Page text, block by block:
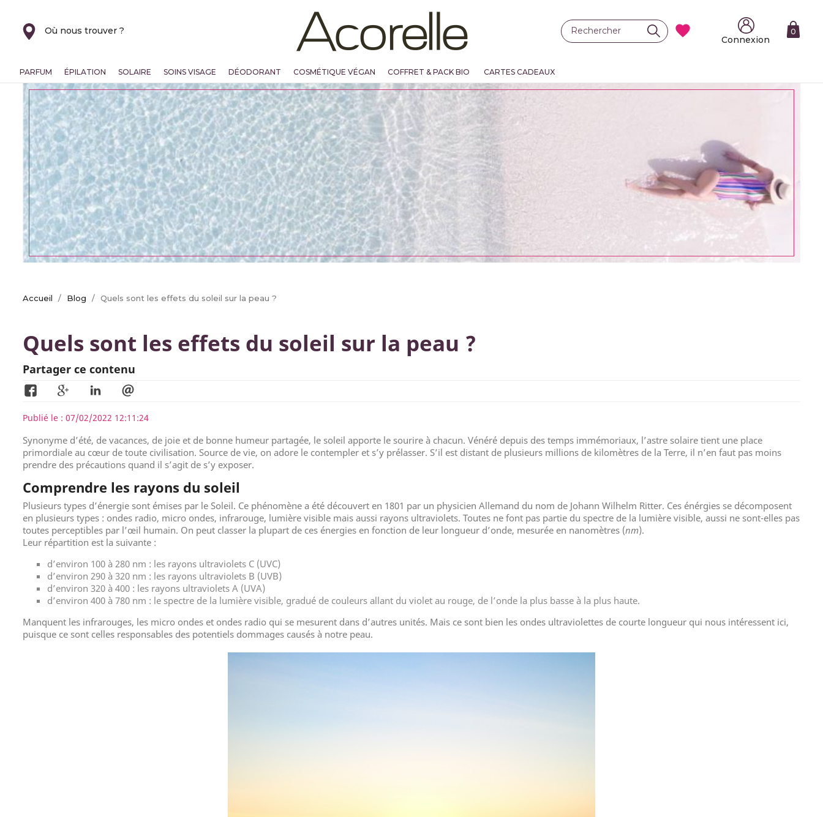
Où nous trouver ? 
Connexion
0
PARFUM ÉPILATION SOLAIRE SOINS VISAGE DÉODORANT COSMÉTIQUE VÉGAN COFFRET & PACK BIO CARTES CADEAUX
Accueil Blog Quels sont les effets du soleil sur la peau ?
Quels sont les effets du soleil sur la peau ?
Partager ce contenu
Publié le : 07/02/2022 12:11:24
Synonyme d’été, de vacances, de joie et de bonne humeur partagée, le soleil apporte le sourire à chacun. Vénéré depuis des temps immémoriaux, l’astre solaire tient une place
primordiale au cœur de toute civilisation. Source de vie, on adore le contempler et s’y prélasser. S’il est distant de plusieurs millions de kilomètres de la Terre, il n’en faut pas moins
prendre des précautions quand il s’agit de s’y exposer.
Comprendre les rayons du soleil
Plusieurs types d’énergie sont émises par le Soleil. Ce phénomène a été découvert en 1801 par un physicien Allemand du nom de Johann Wilhelm Ritter. Ces énérgies se décomposent
en plusieurs types : ondes radio, micro ondes, infrarouge, lumière visible mais aussi rayons ultraviolets. Toutes ne font pas partie du spectre de la lumière visible, aussi ne sont-elles pas
toutes perceptibles par l’œil humain. On peut classer la plupart de ces énergies en fonction de leur longueur d’onde, mesurée en nanomètres (nm).
Leur répartition est la suivante :
d’environ 100 à 280 nm : les rayons ultraviolets C (UVC)
d’environ 290 à 320 nm : les rayons ultraviolets B (UVB)
d’environ 320 à 400 : les rayons ultraviolets A (UVA)
d’environ 400 à 780 nm : le spectre de la lumière visible, gradué de couleurs allant du violet au rouge, de l’onde la plus basse à la plus haute.
Manquent les infrarouges, les micro ondes et ondes radio qui se mesurent dans d’autres unités. Mais ce sont bien les ondes ultraviolettes de courte longueur qui nous intéressent ici,
puisque ce sont celles responsables des potentiels dommages causés à notre peau.